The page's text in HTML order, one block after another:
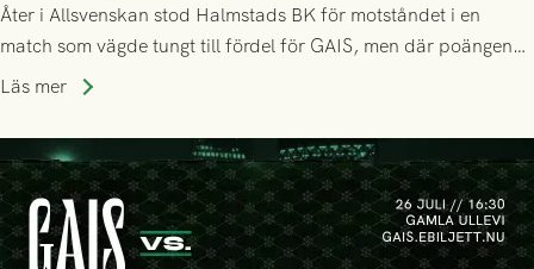
Åter i Allsvenskan stod Halmstads BK för motståndet i en
match som vägde tungt till fördel för GAIS, men där poängen
delades efter dramatik på tilläggstid.
Läs mer